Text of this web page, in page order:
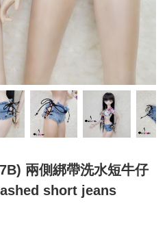
兩側綁帶洗水短牛仔
short jeans